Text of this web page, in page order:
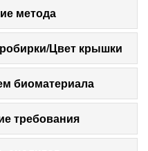
метода
Цвет крышки
биоматериала
требования